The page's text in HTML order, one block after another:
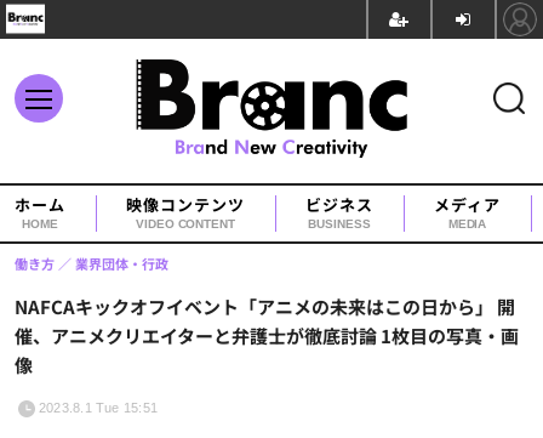
ホーム
HOME
映像コンテンツ
VIDEO CONTENT
ビジネス
BUSINESS
メディア
MEDIA
NAFCAキックオフイベント「アニメの未来はこの日から」 開
催、アニメクリエイターと弁護士が徹底討論 1枚目の写真・画
像
働き方 業界団体・行政
2023.8.1 Tue 15:51